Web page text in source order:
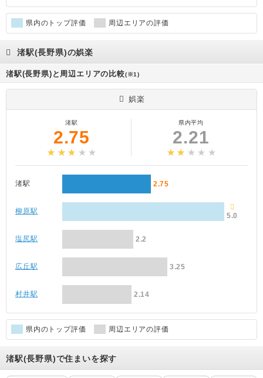
県内のトップ評価 周辺エリアの評価
渚駅(長野県)の娯楽
渚駅(長野県)と周辺エリアの比較(※1)
娯楽
渚駅
2.75
県内平均
2.21
渚駅 2.75
柳原駅
5.0
塩尻駅 2.2
広丘駅 3.25
村井駅 2.14
県内のトップ評価 周辺エリアの評価
渚駅(長野県)で住まいを探す